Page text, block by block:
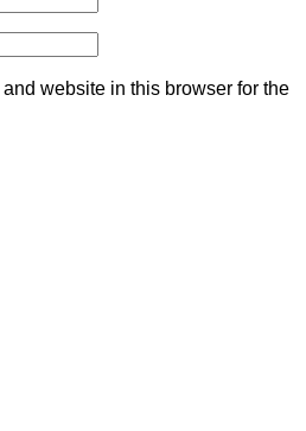
website in this browser for the